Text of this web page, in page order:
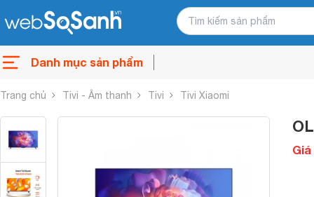
Danh mục sản phẩm
Trang chủ Tivi - Âm thanh Tivi Tivi Xiaomi
Giá